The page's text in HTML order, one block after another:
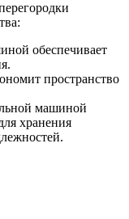
обеспечивает
пространство
машиной
хранения